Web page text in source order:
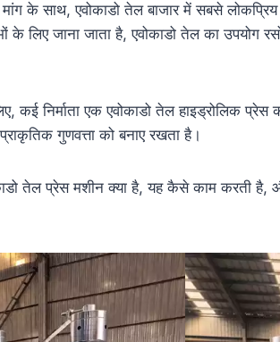
मांग के साथ, एवोकाडो तेल बाजार में सबसे
के लिए जाना जाता है, एवोकाडो तेल का उपयोग
कई निर्माता एक एवोकाडो तेल हाइड्रोलिक
गुणवत्ता को बनाए रखता है।
तेल प्रेस मशीन क्या है, यह कैसे काम करती है,